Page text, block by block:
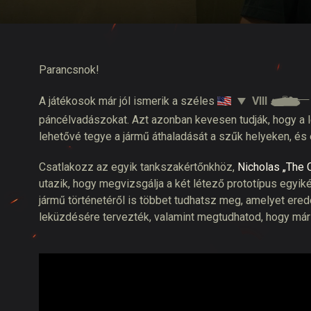
Parancsnok!
A játékosok már jól ismerik a széles
VIII
páncélvadászokat. Azt azonban kevesen tudják, hogy
lehetővé tegye a jármű áthaladását a szűk helyeken,
Csatlakozz az egyik tankszakértőnkhöz, Nicholas „The
utazik, hogy megvizsgálja a két létező prototípus
jármű történetéről is többet tudhatsz meg, amelyet
leküzdésére tervezték, valamint megtudhatod, hogy